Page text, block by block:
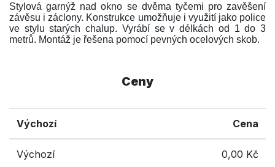
Stylová garnýž nad okno se dvěma tyčemi pro zavěšení
závěsu i záclony. Konstrukce umožňuje i využití jako police
ve stylu starých chalup. Vyrábí se v délkách od 1 do 3
metrů. Montáž je řešena pomocí pevných ocelových skob.
Ceny
Výchozí Cena
Výchozí 0,00 Kč